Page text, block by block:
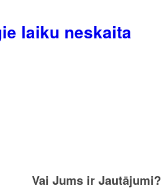
laiku neskaita
Vai Jums ir Jautājumi?